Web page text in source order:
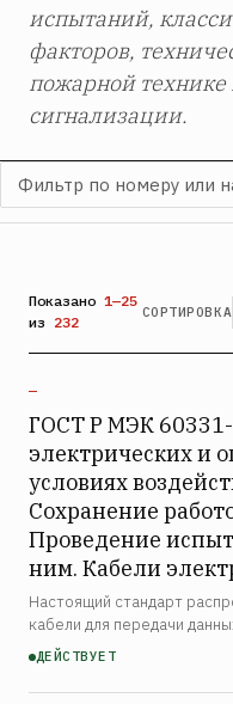
испытаний,
факторов,
пожарной технике
сигнализации.
Показано 1—25
из 232
СОРТИРОВКА
—
ГОСТ Р МЭК
электрических и
условиях
Сохранение
Проведение
ним. Кабели
Настоящий стандарт
кабели для передачи
проведения испытаний и
рекомендуемое время
опред…
ДЕЙСТВУЕТ